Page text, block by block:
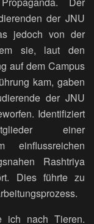
der JNU
jedoch von der
sie, laut den
auf dem Campus
kam, gaben
der JNU
Identifiziert
einer
einflussreichen
Rashtriya
Dies führte zu
ich nach Tieren.